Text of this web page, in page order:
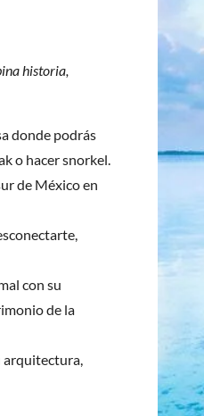
historia,
donde podrás
o hacer snorkel.
de México en
con su
de la
arquitectura,